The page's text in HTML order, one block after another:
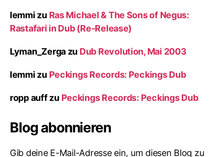
lemmi zu Ras Michael & The Sons of Negus:
Rastafari in Dub (Re-Release)
Lyman_Zerga zu Dub Revolution, Mai 2003
lemmi zu Peckings Records: Peckings Dub
ropp auffzu Peckings Records: Peckings Dub
Blog abonnieren
Gib deine E-Mail-Adresse ein, um diesen Blog zu